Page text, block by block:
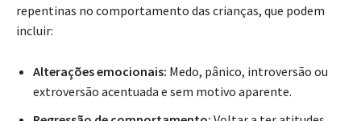
repentinas no comportamento das crianças, que podem
incluir:
Alterações emocionais: Medo, pânico, introversão ou
extroversão acentuada e sem motivo aparente.